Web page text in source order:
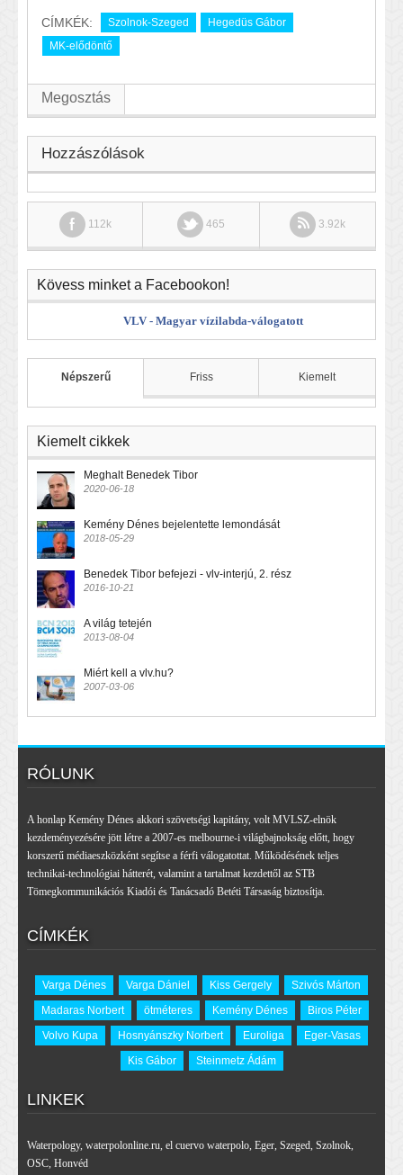
CÍMKÉK: Szolnok-Szeged
Hegedüs Gábor
MK-elődöntő
Megosztás
Hozzászólások
112k 465 3.92k
Kövess minket a Facebookon!
VLV - Magyar vízilabda-válogatott
Népszerű Friss Kiemelt
Kiemelt cikkek
Meghalt Benedek Tibor
2020-06-18
Kemény Dénes bejelentette lemondását
2018-05-29
Benedek Tibor befejezi - vlv-interjú, 2. rész
2016-10-21
A világ tetején
2013-08-04
Miért kell a vlv.hu?
2007-03-06
RÓLUNK
A honlap Kemény Dénes akkori szövetségi kapitány, volt MVLSZ-elnök
kezdeményezésére jött létre a 2007-es melbourne-i világbajnokság előtt, hogy
korszerű médiaeszközként segítse a férfi válogatottat. Működésének teljes
technikai-technológiai hátterét, valamint a tartalmat kezdettől az STB
Tömegkommunikációs Kiadói és Tanácsadó Betéti Társaság biztosítja.
CÍMKÉK
Varga Dénes Varga Dániel Kiss Gergely
Szivós Márton
Madaras Norbert
ötméteres Kemény Dénes
Biros Péter
Volvo Kupa
Hosnyánszky Norbert Euroliga
Eger-Vasas
Kis Gábor
Steinmetz Ádám
LINKEK
Waterpology, waterpolonline.ru, el cuervo waterpolo, Eger, Szeged, Szolnok,
OSC, Honvéd